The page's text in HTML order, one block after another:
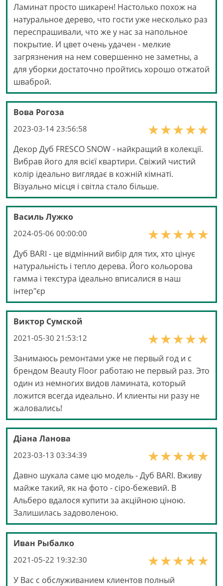
Ламинат просто шикарен! Настолько похож на
натуральное дерево, что гости уже несколько раз
переспрашивали, что же у нас за напольное
покрытие. И цвет очень удачен - мелкие
загрязнения на нем совершенно не заметны, а
для уборки достаточно пройтись хорошо отжатой
шваброй.
Вова Рогоза
2023-03-14 23:56:58
Декор Дуб FRESCO SNOW - найкращий в колекції.
Вибрав його для всієї квартири. Свіжий чистий
колір ідеально виглядає в кожній кімнаті.
Візуально місця і світла стало більше.
Василь Лужко
2024-05-06 00:00:00
Дуб BARI - це відмінний вибір для тих, хто цінує
натуральність і тепло дерева. Його кольорова
гамма і текстура ідеально вписалися в наш
інтер"єр
Виктор Сумской
2021-05-30 21:53:12
Занимаюсь ремонтами уже не первый год и с
брендом Beauty Floor работаю не первый раз. Это
один из немногих видов ламината, который
ложится всегда идеально. И клиенты ни разу не
жаловались!
Діана Ланова
2023-03-13 03:34:39
Давно шукала саме цю модель - Дуб BARI. Вживу
майже такий, як на фото - сіро-бежевий. В
Альберо вдалося купити за акційною ціною.
Залишилась задоволеною.
Иван Рыбалко
2021-05-22 19:32:30
У Вас с обслуживанием клиентов полный